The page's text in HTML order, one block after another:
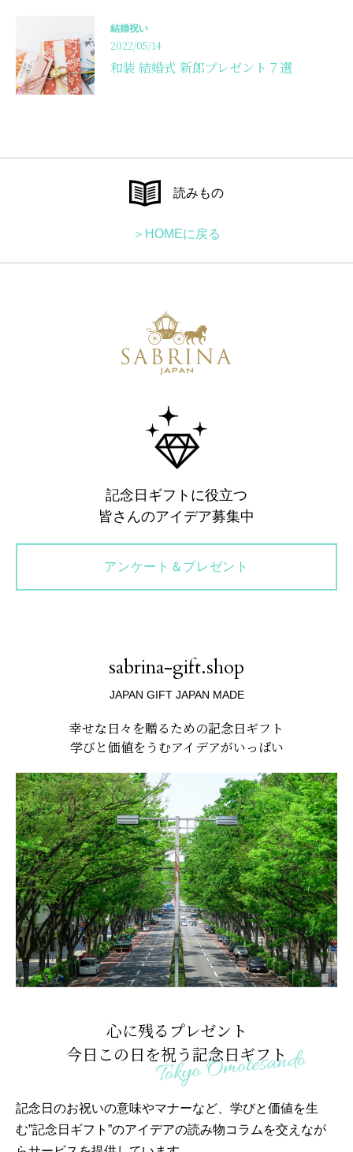
結婚祝い
2022/05/14
和装 結婚式 新郎プレゼント７選
読みもの
＞HOMEに戻る
記念日ギフトに役立つ
皆さんのアイデア募集中
アンケート＆プレゼント
sabrina-gift.shop
JAPAN GIFT JAPAN MADE
幸せな日々を贈るための記念日ギフト
学びと価値をうむアイデアがいっぱい
心に残るプレゼント
今日この日を祝う記念日ギフト
記念日のお祝いの意味やマナーなど、学びと価値を生
む”記念日ギフト”のアイデアの読み物コラムを交えなが